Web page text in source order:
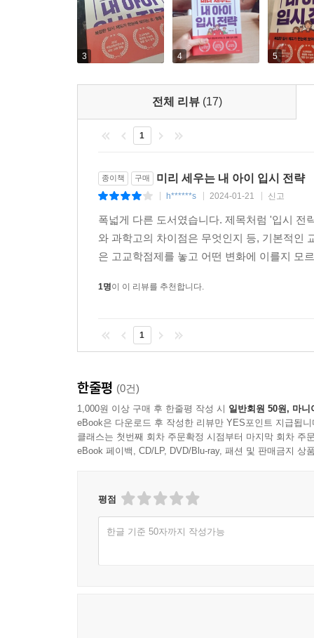
기초 역량들이 실질적이고 강력하게 영향력을 끼
---p.183
많은 학생은 첫 번째 단계인 이해조차도 하지 못
저 기술을 사용해서 골을 넣어야지.’라고 자신만
수백 문제를 풀고 오답 노트를 만들었다고 한들,
옳은 풀이만 들여다보고 있다면 이 역시 제대로 된
3 4 5
전체 리뷰 (17)
1
종이책 구매 미리 세우는 내 아이 입시 전략
h******s 2024-01-21 신고
폭넓게 다른 도서였습니다. 제목처럼 '입시 전
와 과학고의 차이점은 무엇인지 등, 기본적인
은 고교학점제를 놓고 어떤 변화에 이를지 모
1명이 이 리뷰를 추천합니다.
1
한줄평 (0건)
1,000원 이상 구매 후 한줄평 작성 시 일반회원 50원, 마니
eBook은 다운로드 후 작성한 리뷰만 YES포인트 지급됩니
클래스는 첫번째 회차 주문확정 시점부터 마지막 회차 주
eBook 페이백, CD/LP, DVD/Blu-ray, 패션 및 판매금지 상
평점
한글 기준 50자까지 작성가능